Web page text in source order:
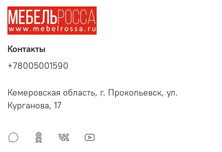
Контакты
+78005001590
Кемеровская область, г. Прокопьевск, ул.
Курганова, 17